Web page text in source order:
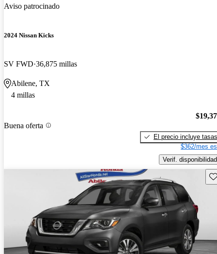
Aviso patrocinado
2024 Nissan Kicks
SV FWD 36,875 millas
Abilene, TX
4 millas
Buena oferta
El precio incluye tasas
$362/mes
Verif. disponibilidad